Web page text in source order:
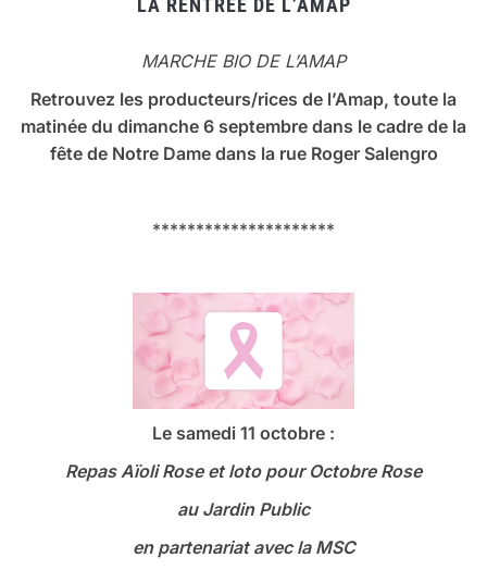
LA RENTRÉE DE L’AMAP
MARCHE BIO DE L’AMAP
Retrouvez les producteurs/rices de l’Amap, toute la
matinée du dimanche 6 septembre dans le cadre de la
fête de Notre Dame dans la rue Roger Salengro
*********************
Le samedi 11 octobre :
Repas Aïoli Rose et loto pour Octobre Rose
au Jardin Public
en partenariat avec la MSC